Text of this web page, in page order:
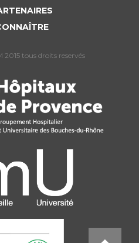
tous droits reservés